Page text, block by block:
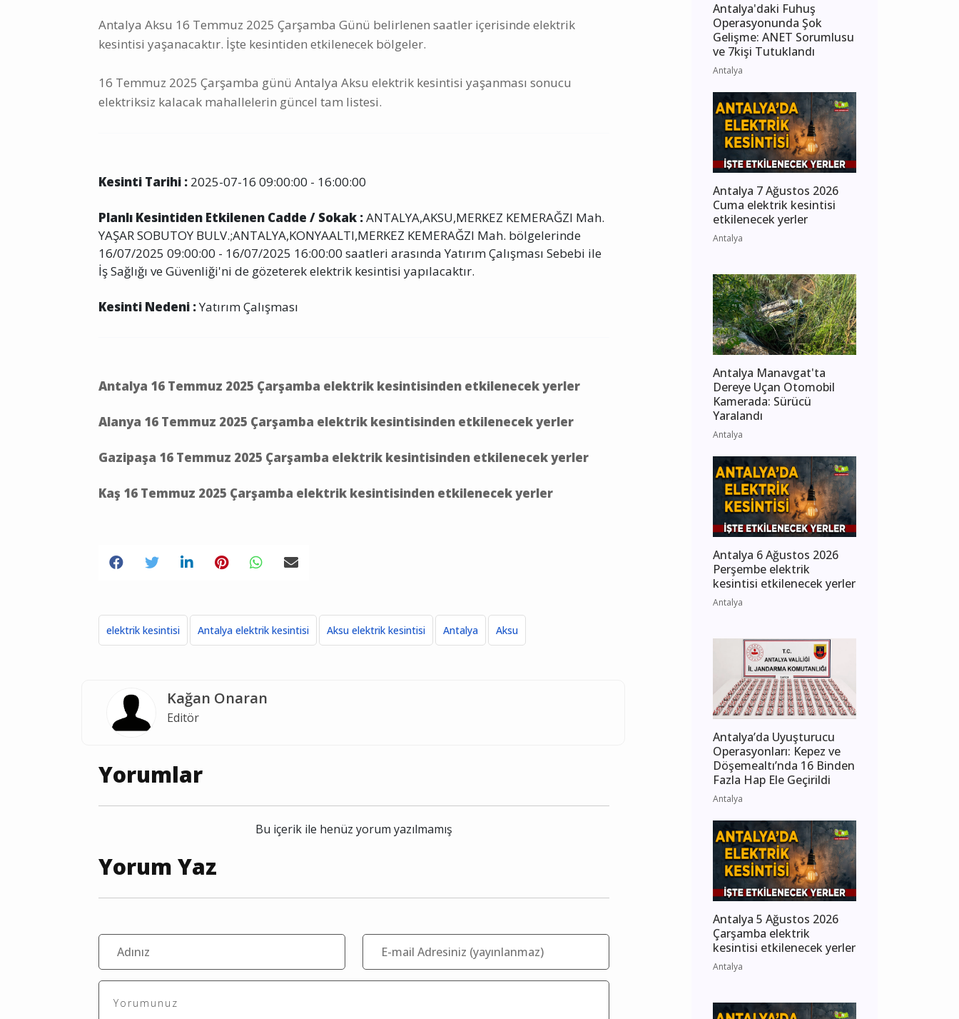
Antalya Aksu 16 Temmuz 2025 Çarşamba Günü belirlenen saatler içerisinde elektrik
kesintisi yaşanacaktır. İşte kesintiden etkilenecek bölgeler.
16 Temmuz 2025 Çarşamba günü Antalya Aksu elektrik kesintisi yaşanması sonucu
elektriksiz kalacak mahallelerin güncel tam listesi.
Kesinti Tarihi : 2025-07-16 09:00:00 - 16:00:00
Planlı Kesintiden Etkilenen Cadde / Sokak :ANTALYA,AKSU,MERKEZ KEMERAĞZI Mah.
YAŞAR SOBUTOY BULV.;ANTALYA,KONYAALTI,MERKEZ KEMERAĞZI Mah. bölgelerinde
16/07/2025 09:00:00 - 16/07/2025 16:00:00 saatleri arasında Yatırım Çalışması Sebebi ile
İş Sağlığı ve Güvenliği'ni de gözeterek elektrik kesintisi yapılacaktır.
Kesinti Nedeni :Yatırım Çalışması
Antalya 16 Temmuz 2025 Çarşamba elektrik kesintisinden etkilenecek yerler
Alanya 16 Temmuz 2025 Çarşamba elektrik kesintisinden etkilenecek yerler
Gazipaşa 16 Temmuz 2025 Çarşamba elektrik kesintisinden etkilenecek yerler
Kaş 16 Temmuz 2025 Çarşamba elektrik kesintisinden etkilenecek yerler
elektrik kesintisi Antalya elektrik kesintisi Aksu elektrik kesintisi Antalya Aksu
Kağan Onaran
Editör
Yorumlar
Bu içerik ile henüz yorum yazılmamış
Yorum Yaz
Antalya'daki Fuhuş
Operasyonunda Şok
Gelişme: ANET Sorumlusu
ve 7kişi Tutuklandı
Antalya
Antalya 7 Ağustos 2026
Cuma elektrik kesintisi
etkilenecek yerler
Antalya
Antalya Manavgat'ta
Dereye Uçan Otomobil
Kamerada: Sürücü
Yaralandı
Antalya
Antalya 6 Ağustos 2026
Perşembe elektrik
kesintisi etkilenecek yerler
Antalya
Antalya’da Uyuşturucu
Operasyonları: Kepez ve
Döşemealtı’nda 16 Binden
Fazla Hap Ele Geçirildi
Antalya
Antalya 5 Ağustos 2026
Çarşamba elektrik
kesintisi etkilenecek yerler
Antalya